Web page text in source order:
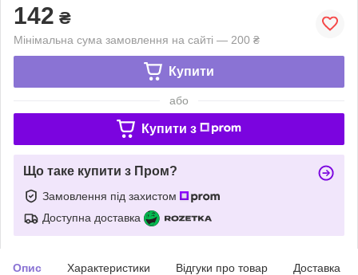
142 ₴
Мінімальна сума замовлення на сайті — 200 ₴
Купити
або
Купити з
Що таке купити з Пром?
Замовлення під захистом
Доступна доставка
Опис Характеристики Відгуки про товар Доставка